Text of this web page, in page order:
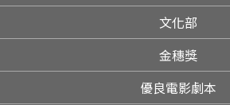
文化部
金穗獎
優良電影劇本